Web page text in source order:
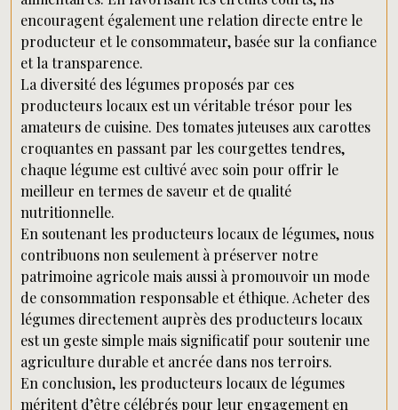
encouragent également une relation directe entre le
producteur et le consommateur, basée sur la confiance
et la transparence.
La diversité des légumes proposés par ces
producteurs locaux est un véritable trésor pour les
amateurs de cuisine. Des tomates juteuses aux carottes
croquantes en passant par les courgettes tendres,
chaque légume est cultivé avec soin pour offrir le
meilleur en termes de saveur et de qualité
nutritionnelle.
En soutenant les producteurs locaux de légumes, nous
contribuons non seulement à préserver notre
patrimoine agricole mais aussi à promouvoir un mode
de consommation responsable et éthique. Acheter des
légumes directement auprès des producteurs locaux
est un geste simple mais significatif pour soutenir une
agriculture durable et ancrée dans nos terroirs.
En conclusion, les producteurs locaux de légumes
méritent d’être célébrés pour leur engagement en